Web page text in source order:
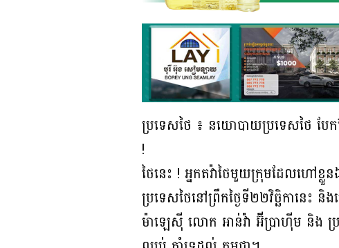
ប្រទេសថៃ ៖ នយោបាយប្រទេសថៃ បែក
!
ថៃនេះ ! អ្នកតវ៉ាថៃមួយក្រុមដែលហៅខ្លួ
ប្រទេសថៃនៅព្រឹកថ្ងៃទី២២វិច្ឆិកានេះ
ម៉ាឡេស៊ី លោក អាន់វ៉ា អ៊ីប្រាហ៊ីម និង ប្